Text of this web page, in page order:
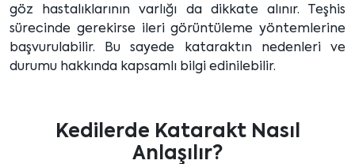
göz hastalıklarının varlığı da dikkate alınır. Teşhis
sürecinde gerekirse ileri görüntüleme yöntemlerine
başvurulabilir. Bu sayede kataraktın nedenleri ve
durumu hakkında kapsamlı bilgi edinilebilir.
Kedilerde Katarakt Nasıl
Anlaşılır?